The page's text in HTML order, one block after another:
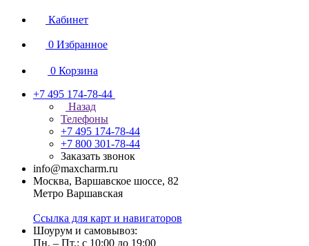
Кабинет
0 Избранное
0 Корзина
+7 495 174-78-44
Назад
Телефоны
+7 495 174-78-44
+7 800 301-78-44
Заказать звонок
info@maxcharm.ru
Москва, Варшавское шоссе, 82
Метро Варшавская
Ссылка для карт и навигаторов
Шоурум и самовывоз:
Пн. – Пт.: с 10:00 до 19:00